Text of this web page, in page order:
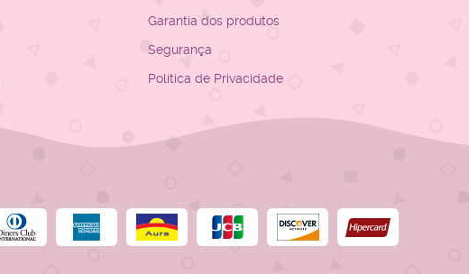
Garantia dos produtos
Segurança
Política de Privacidade